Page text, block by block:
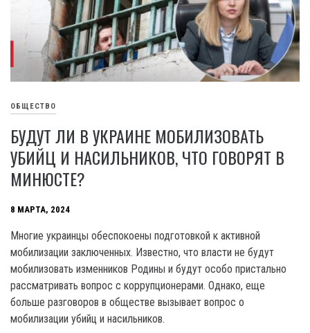
ОБЩЕСТВО
БУДУТ ЛИ В УКРАИНЕ МОБИЛИЗОВАТЬ
УБИЙЦ И НАСИЛЬНИКОВ, ЧТО ГОВОРЯТ В
МИНЮСТЕ?
8 МАРТА, 2024
Многие украинцы обеспокоены подготовкой к активной
мобилизации заключенных. Известно, что власти не будут
мобилизовать изменников Родины и будут особо пристально
рассматривать вопрос с коррупционерами. Однако, еще
больше разговоров в обществе вызывает вопрос о
мобилизации убийц и насильников.